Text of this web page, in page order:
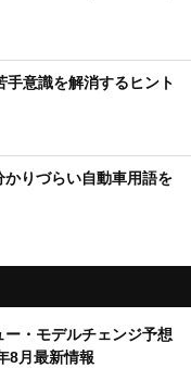
手意識を解消するヒント
かりづらい自動車用語を
ー・モデルチェンジ予想
8月最新情報